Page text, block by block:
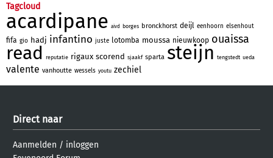
Tagcloud
acardipane aivd borges bronckhorst deijl eenhoorn elsenhout
fifa gio hadj infantino juste lotomba moussa nieuwkoop ouaissa
read reputatie rigaux scorend sjaakf sparta steijn tengstedt ueda
valente vanhoutte wessels youtu zechiel
Direct naar
Aanmelden / inloggen